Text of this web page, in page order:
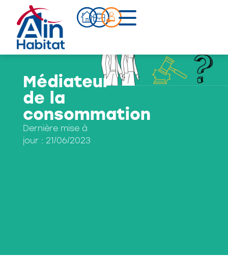
Bien acheter
Actualités
Infos pratiques
Notre accompagnement
Notre équipe
Médiateur
de la
consommation
Dernière mise à
jour : 21/06/2023